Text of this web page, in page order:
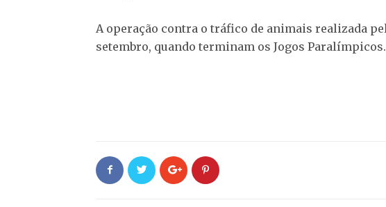
A operação contra o tráfico de animais realizada
setembro, quando terminam os Jogos Paralímpicos.